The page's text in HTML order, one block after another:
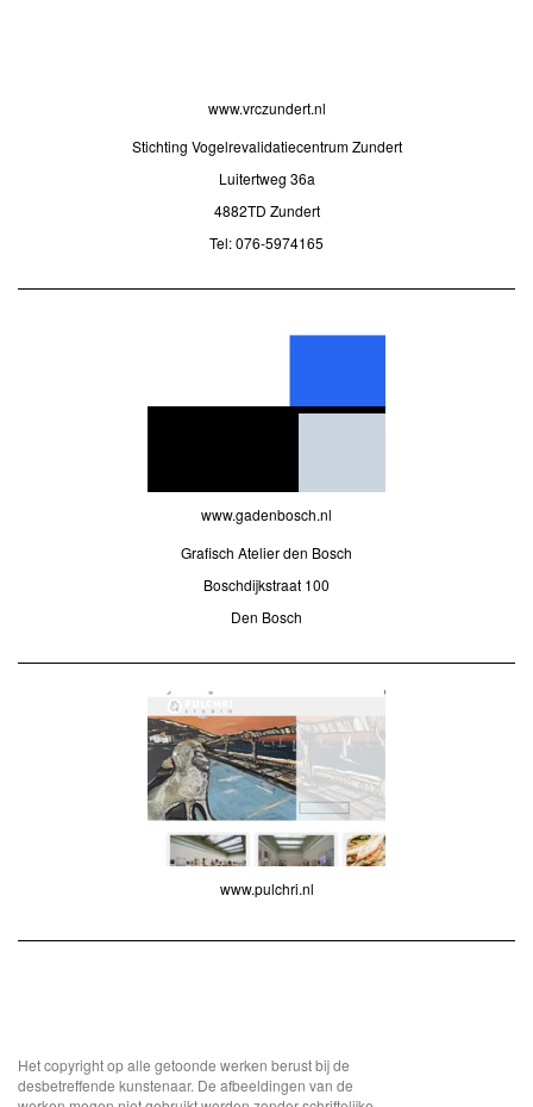
www.vrczundert.nl
Stichting Vogelrevalidatiecentrum Zundert
Luitertweg 36a
4882TD Zundert
Tel: 076-5974165
www.gadenbosch.nl
Grafisch Atelier den Bosch
Boschdijkstraat 100
Den Bosch
www.pulchri.nl
Het copyright op alle getoonde werken berust bij de
desbetreffende kunstenaar. De afbeeldingen van de